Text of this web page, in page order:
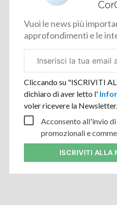
Vuoi le news più
approfondimenti e le
aziendale
Cliccando su "ISCRIVITI
dichiaro di aver letto l'
voler ricevere la Newsletter.
Acconsento all'invio
promozionali e
ISCRIVITI ALLA